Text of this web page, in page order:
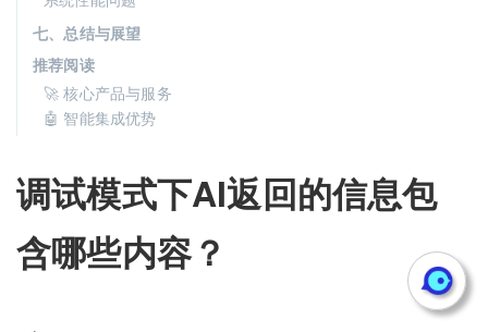
调试模式下AI返回的信息包
含哪些内容？
七、总结与展望
推荐阅读
🚀 核心产品与服务
🤖 智能集成优势